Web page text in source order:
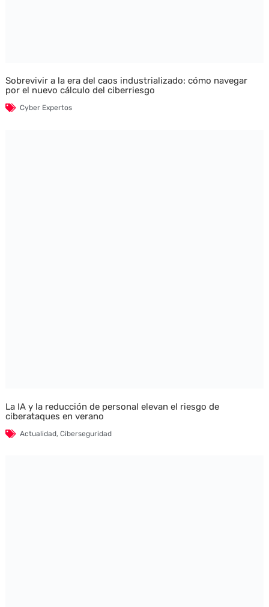
Sobrevivir a la era del caos industrializado: cómo navegar
por el nuevo cálculo del ciberriesgo
Cyber Expertos
La IA y la reducción de personal elevan el riesgo de
ciberataques en verano
Actualidad, Ciberseguridad